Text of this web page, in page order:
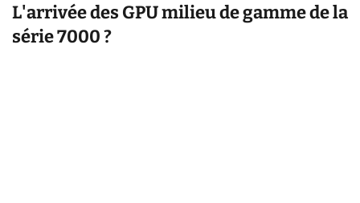
L'arrivée des GPU milieu de gamme de la
série 7000 ?